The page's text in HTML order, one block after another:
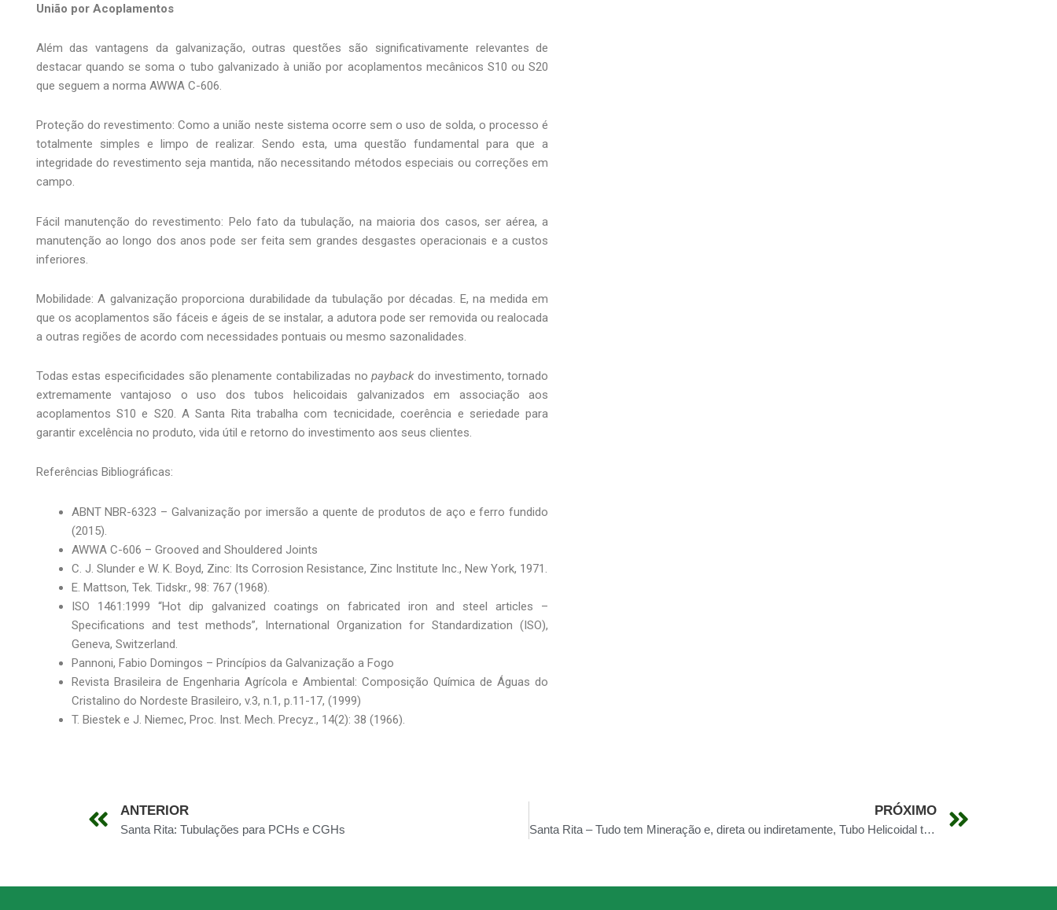
União por Acoplamentos
Além das vantagens da galvanização, outras questões são significativamente relevantes de
destacar quando se soma o tubo galvanizado à união por acoplamentos mecânicos S10 ou S20
que seguem a norma AWWA C-606.
Proteção do revestimento: Como a união neste sistema ocorre sem o uso de solda, o processo é
totalmente simples e limpo de realizar. Sendo esta, uma questão fundamental para que a
integridade do revestimento seja mantida, não necessitando métodos especiais ou correções em
campo.
Fácil manutenção do revestimento: Pelo fato da tubulação, na maioria dos casos, ser aérea, a
manutenção ao longo dos anos pode ser feita sem grandes desgastes operacionais e a custos
inferiores.
Mobilidade: A galvanização proporciona durabilidade da tubulação por décadas. E, na medida em
que os acoplamentos são fáceis e ágeis de se instalar, a adutora pode ser removida ou realocada
a outras regiões de acordo com necessidades pontuais ou mesmo sazonalidades.
Todas estas especificidades são plenamente contabilizadas nopaybackdo investimento, tornado
extremamente vantajoso o uso dos tubos helicoidais galvanizados em associação aos
acoplamentos S10 e S20. A Santa Rita trabalha com tecnicidade, coerência e seriedade para
garantir excelência no produto, vida útil e retorno do investimento aos seus clientes.
Referências Bibliográficas:
ABNT NBR-6323 – Galvanização por imersão a quente de produtos de aço e ferro fundido
(2015).
AWWA C-606 – Grooved and Shouldered Joints
C. J. Slunder e W. K. Boyd, Zinc: Its Corrosion Resistance, Zinc Institute Inc., New York, 1971.
E. Mattson, Tek. Tidskr., 98: 767 (1968).
ISO 1461:1999 “Hot dip galvanized coatings on fabricated iron and steel articles –
Specifications and test methods”, International Organization for Standardization (ISO),
Geneva, Switzerland.
Pannoni, Fabio Domingos – Princípios da Galvanização a Fogo
Revista Brasileira de Engenharia Agrícola e Ambiental: Composição Química de Águas do
Cristalino do Nordeste Brasileiro, v.3, n.1, p.11-17, (1999)
T. Biestek e J. Niemec, Proc. Inst. Mech. Precyz., 14(2): 38 (1966).
ANTERIOR
Santa Rita: Tubulações para PCHs e CGHs
PRÓXIMO
Santa Rita – Tudo tem Mineração e, direta ou indiretamente, Tubo Helicoidal também!